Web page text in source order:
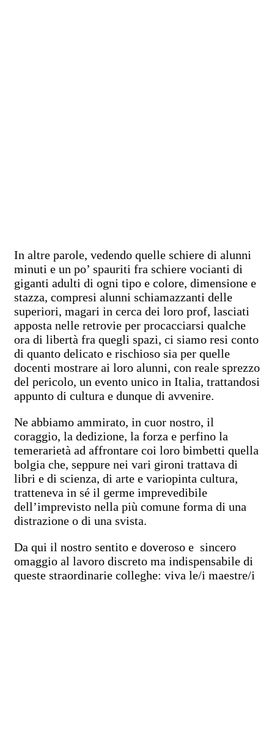
In altre parole, vedendo quelle schiere di alunni
minuti e un po’ spauriti fra schiere vocianti di
giganti adulti di ogni tipo e colore, dimensione e
stazza, compresi alunni schiamazzanti delle
superiori, magari in cerca dei loro prof, lasciati
apposta nelle retrovie per procacciarsi qualche
ora di libertà fra quegli spazi, ci siamo resi conto
di quanto delicato e rischioso sia per quelle
docenti mostrare ai loro alunni, con reale sprezzo
del pericolo, un evento unico in Italia, trattandosi
appunto di cultura e dunque di avvenire.
Ne abbiamo ammirato, in cuor nostro, il
coraggio, la dedizione, la forza e perfino la
temerarietà ad affrontare coi loro bimbetti quella
bolgia che, seppure nei vari gironi trattava di
libri e di scienza, di arte e variopinta cultura,
tratteneva in sé il germe imprevedibile
dell’imprevisto nella più comune forma di una
distrazione o di una svista.
Da qui il nostro sentito e doveroso e sincero
omaggio al lavoro discreto ma indispensabile di
queste straordinarie colleghe: viva le/i maestre/i